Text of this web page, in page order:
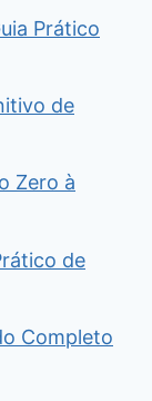
Prático
de
Zero à
de
Completo